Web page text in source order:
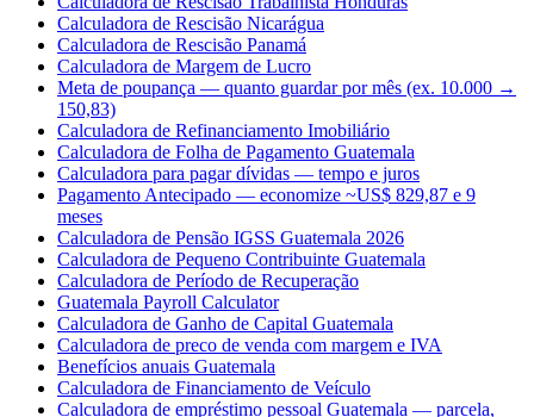
Calculadora de Rescisão Nicarágua
Calculadora de Rescisão Panamá
Calculadora de Margem de Lucro
Meta de poupança — quanto guardar por mês (ex. 10.000 →
150,83)
Calculadora de Refinanciamento Imobiliário
Calculadora de Folha de Pagamento Guatemala
Calculadora para pagar dívidas — tempo e juros
Pagamento Antecipado — economize ~US$ 829,87 e 9
meses
Calculadora de Pensão IGSS Guatemala 2026
Calculadora de Pequeno Contribuinte Guatemala
Calculadora de Período de Recuperação
Guatemala Payroll Calculator
Calculadora de Ganho de Capital Guatemala
Calculadora de preco de venda com margem e IVA
Benefícios anuais Guatemala
Calculadora de Financiamento de Veículo
Calculadora de empréstimo pessoal Guatemala — parcela,